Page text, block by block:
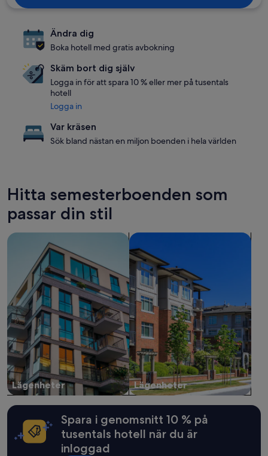
Ändra dig
Boka hotell med gratis avbokning
Skäm bort dig själv
Logga in för att spara 10 % eller mer på tusentals
hotell
Logga in
Var kräsen
Sök bland nästan en miljon boenden i hela världen
Hitta semesterboenden som
passar din stil
Lägenheter
sök efter lägenheter
Lägenheter
sök efter lägenheter
Spara i genomsnitt 10 % på
tusentals hotell när du är
inloggad